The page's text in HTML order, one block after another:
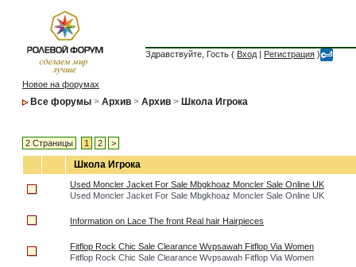
Здравствуйте, Гость ( Вход | Регистрация )
Новое на форумах
Все форумы > Архив > Архив > Школа Игрока
2 Страницы 1 2 >
Школа Игрока
Used Moncler Jacket For Sale Mbgkhoaz Moncler Sale Online UK
Used Moncler Jacket For Sale Mbgkhoaz Moncler Sale Online UK
Information on Lace The front Real hair Hairpieces
Fitflop Rock Chic Sale Clearance Wvpsawah Fitflop Via Women
Fitflop Rock Chic Sale Clearance Wvpsawah Fitflop Via Women